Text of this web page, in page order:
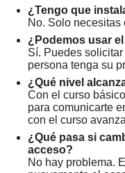
¿Tengo que
No. Solo necesitas
¿Podemos usar
Sí. Puedes
persona tenga su
¿Qué nivel
Con el curso
para comunicarte
con el curso
¿Qué pasa si
acceso?
No hay problema.